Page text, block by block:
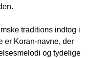
traditions indtog i
er Koran-navne, der
og tydelige